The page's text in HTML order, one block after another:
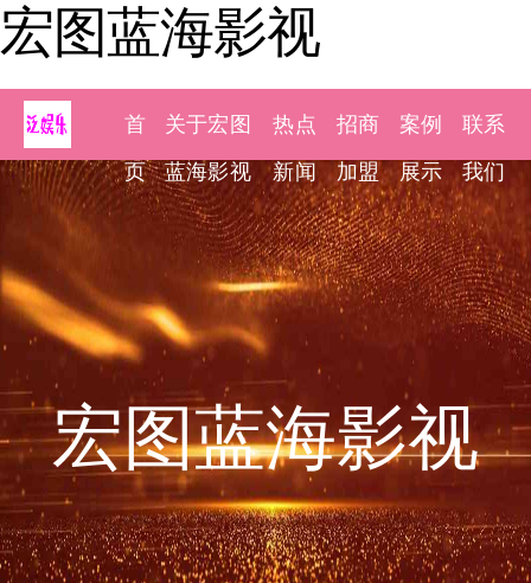
宏图蓝海影视
首
页
关于宏图
蓝海影视
热点
新闻
招商
加盟
案例
展示
联系
我们
宏图蓝海影视